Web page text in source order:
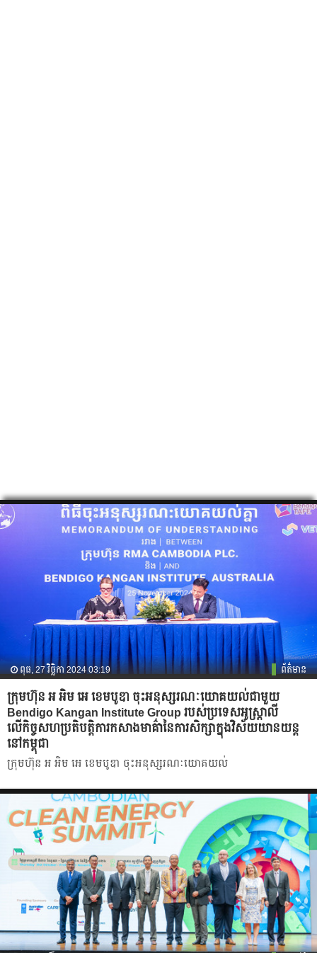
ពុធ, 27 វិច្ឆិកា 2024 03:19 ព័ត៌មាន
ក្រុមហ៊ុន អ អិម អេ ខេមបូឌា ចុះអនុស្សរណៈយោគយល់ជាមួយ
Bendigo Kangan Institute Group របស់ប្រទេសអូស្ត្រាលី
លើកិច្ចសហប្រតិបត្តិការកសាងមាគ៌ានៃការសិក្សាក្នុងវិស័យយានយន្ត
នៅកម្ពុជា
ក្រុមហ៊ុន អ អិម អេ ខេមបូឌា ចុះអនុស្សរណៈយោគយល់